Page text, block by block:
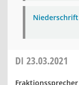
DI 23.03.2021
Fraktionssprecher